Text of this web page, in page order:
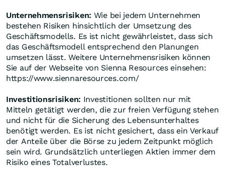
Unternehmensrisiken: Wie bei jedem Unternehmen
bestehen Risiken hinsichtlich der Umsetzung des
Geschäftsmodells. Es ist nicht gewährleistet, dass sich
das Geschäftsmodell entsprechend den Planungen
umsetzen lässt. Weitere Unternehmensrisiken können
Sie auf der Webseite von Sienna Resources einsehen:
https://www.siennaresources.com/
Investitionsrisiken: Investitionen sollten nur mit
Mitteln getätigt werden, die zur freien Verfügung stehen
und nicht für die Sicherung des Lebensunterhaltes
benötigt werden. Es ist nicht gesichert, dass ein Verkauf
der Anteile über die Börse zu jedem Zeitpunkt möglich
sein wird. Grundsätzlich unterliegen Aktien immer dem
Risiko eines Totalverlustes.